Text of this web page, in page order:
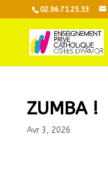
02.96.71.25.33
ZUMBA !
Avr 3, 2026